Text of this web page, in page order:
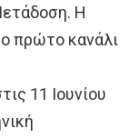
Η
πρώτο κανάλι
11 Ιουνίου